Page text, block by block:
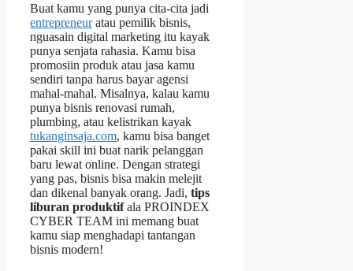
Buat kamu yang punya cita-cita jadi
entrepreneuratau pemilik bisnis,
nguasain digital marketing itu kayak
punya senjata rahasia. Kamu bisa
promosiin produk atau jasa kamu
sendiri tanpa harus bayar agensi
mahal-mahal. Misalnya, kalau kamu
punya bisnis renovasi rumah,
plumbing, atau kelistrikan kayak
tukanginsaja.com, kamu bisa banget
pakai skill ini buat narik pelanggan
baru lewat online. Dengan strategi
yang pas, bisnis bisa makin melejit
dan dikenal banyak orang. Jadi, tips
liburan produktifala PROINDEX
CYBER TEAM ini memang buat
kamu siap menghadapi tantangan
bisnis modern!